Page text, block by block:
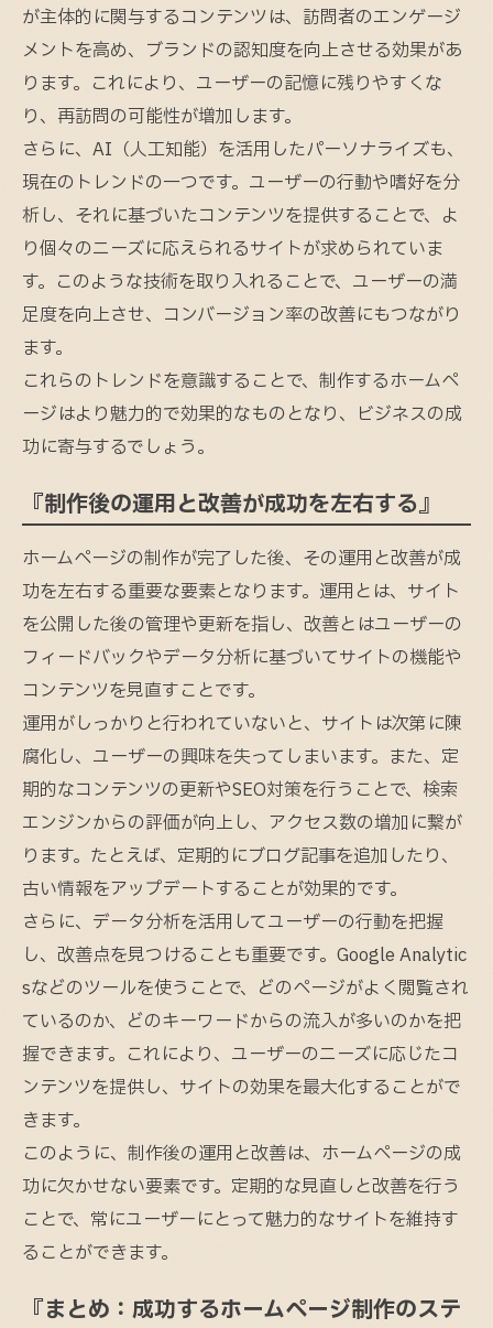
が主体的に関与するコンテンツは、訪問者のエンゲージ
メントを高め、ブランドの認知度を向上させる効果があ
ります。これにより、ユーザーの記憶に残りやすくな
り、再訪問の可能性が増加します。
さらに、AI（人工知能）を活用したパーソナライズも、
現在のトレンドの一つです。ユーザーの行動や嗜好を分
析し、それに基づいたコンテンツを提供することで、よ
り個々のニーズに応えられるサイトが求められていま
す。このような技術を取り入れることで、ユーザーの満
足度を向上させ、コンバージョン率の改善にもつながり
ます。
これらのトレンドを意識することで、制作するホームペ
ージはより魅力的で効果的なものとなり、ビジネスの成
功に寄与するでしょう。
『制作後の運用と改善が成功を左右する』
ホームページの制作が完了した後、その運用と改善が成
功を左右する重要な要素となります。運用とは、サイト
を公開した後の管理や更新を指し、改善とはユーザーの
フィードバックやデータ分析に基づいてサイトの機能や
コンテンツを見直すことです。
運用がしっかりと行われていないと、サイトは次第に陳
腐化し、ユーザーの興味を失ってしまいます。また、定
期的なコンテンツの更新やSEO対策を行うことで、検索
エンジンからの評価が向上し、アクセス数の増加に繋が
ります。たとえば、定期的にブログ記事を追加したり、
古い情報をアップデートすることが効果的です。
さらに、データ分析を活用してユーザーの行動を把握
し、改善点を見つけることも重要です。Google Analytic
sなどのツールを使うことで、どのページがよく閲覧され
ているのか、どのキーワードからの流入が多いのかを把
握できます。これにより、ユーザーのニーズに応じたコ
ンテンツを提供し、サイトの効果を最大化することがで
きます。
このように、制作後の運用と改善は、ホームページの成
功に欠かせない要素です。定期的な見直しと改善を行う
ことで、常にユーザーにとって魅力的なサイトを維持す
ることができます。
『まとめ：成功するホームページ制作のステ